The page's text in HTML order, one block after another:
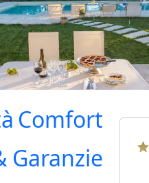
Comfort
Garanzie